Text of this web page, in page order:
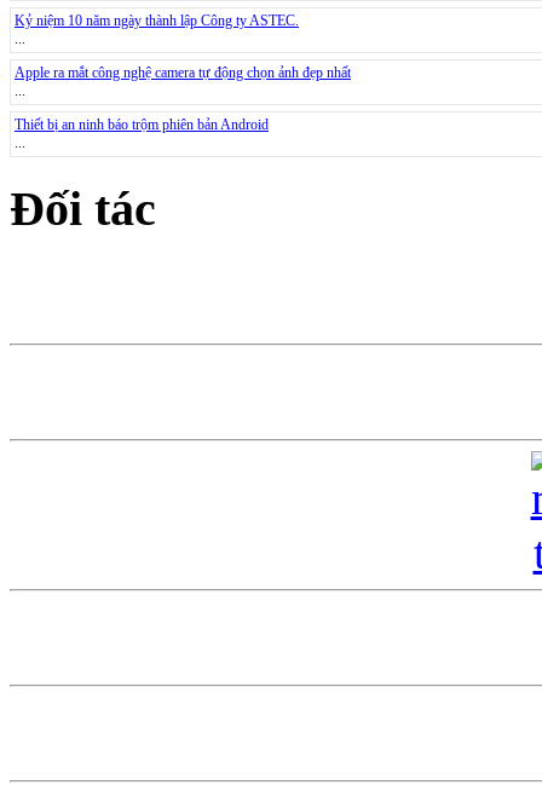
Kỷ niệm 10 năm ngày thành lập Công ty ASTEC.
...
Apple ra mắt công nghệ camera tự động chọn ảnh đẹp nhất
...
Thiết bị an ninh báo trộm phiên bản Android
...
Đối tác